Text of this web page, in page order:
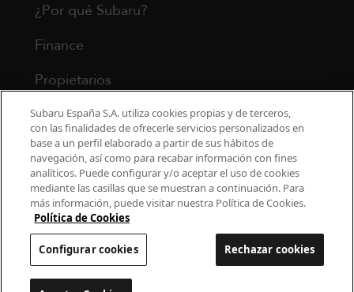
¿Por qué Subaru?
Finance
Propietarios
Contacto
Universo Subaru
900 440 044
cac.subaru@subaru.es
Aviso Legal
Política de Privacidad
Politica de cookies
Configurar cookies
Subaru España S.A. utiliza cookies propias y de terceros,
con las finalidades de ofrecerle servicios personalizados en
base a un perfil elaborado a partir de sus hábitos de
navegación, así como para recabar información con fines
analíticos. Puede configurar y/o aceptar el uso de cookies
mediante las casillas que se muestran a continuación. Para
más información, puede visitar nuestra Política de Cookies.
Política de Cookies
Configurar cookies Rechazar cookies